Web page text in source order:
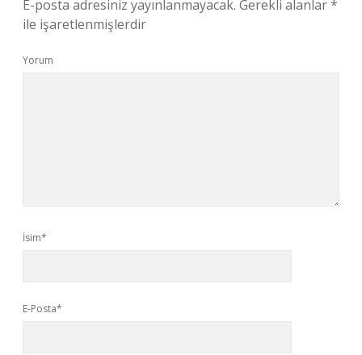
E-posta adresiniz yayınlanmayacak. Gerekli alanlar*
ile işaretlenmişlerdir
Yorum
İsim*
E-Posta*